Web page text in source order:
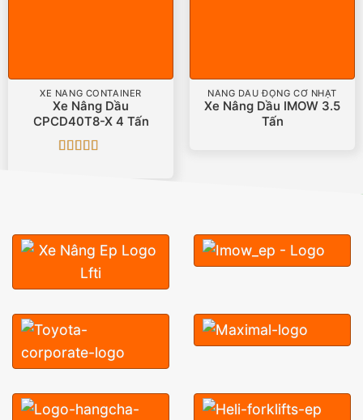
XE NÂNG CONTAINER
Xe Nâng Dầu
CPCD40T8-X 4 Tấn
NÂNG DẦU ĐỘNG CƠ NHẬT
Xe Nâng Dầu IMOW 3.5
Tấn